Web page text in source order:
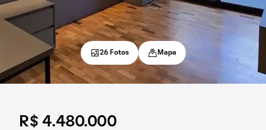
R$ 4.480.000
26 Fotos Mapa